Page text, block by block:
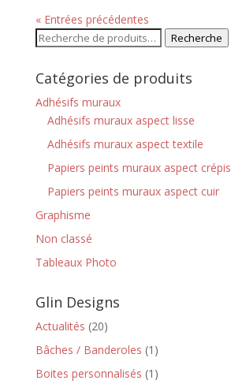
« Entrées précédentes
Recherche
Recherche
Catégories de produits
Adhésifs muraux
Adhésifs muraux aspect lisse
Adhésifs muraux aspect textile
Papiers peints muraux aspect crépis
Papiers peints muraux aspect cuir
Graphisme
Non classé
Tableaux Photo
Glin Designs
Actualités (20)
Bâches / Banderoles (1)
Boites personnalisés (1)